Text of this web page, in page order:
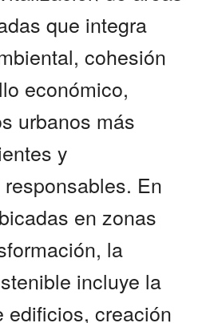
que integra
cohesión
económico,
urbanos más
y
En
en zonas
la
incluye la
edificios, creación